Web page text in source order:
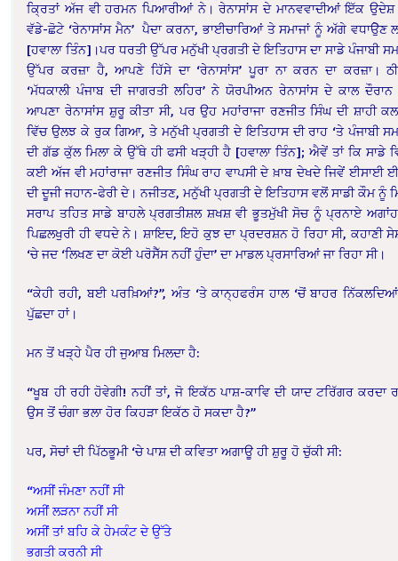
ਕ੍ਰਿਤਾਂ ਅੱਜ ਵੀ ਹਰਮਨ ਪਿਆਰੀਆਂ ਨੇ। ਰੇਨਾਸਾਂਸ ਦੇ ਮਾਨਵਵਾਦੀਆਂ ਇੱਕ ਉਦੇਸ਼
ਵੱਡੇ-ਛੋਟੇ ‘ਰੇਨਾਸਾਂਸ ਮੈਨ’ ਪੈਦਾ ਕਰਨਾ, ਭਾਈਚਾਰਿਆਂ ਤੇ ਸਮਾਜਾਂ ਨੂੰ ਅੱਗੇ ਵਧਾੳੇੁਣ
[ਹਵਾਲਾ ਤਿੰਨ]।ਪਰ ਧਰਤੀ ਉੱਪਰ ਮਨੁੱਖੀ ਪ੍ਰਗਤੀ ਦੇ ਇਤਿਹਾਸ ਦਾ ਸਾਡੇ ਪੰਜਾਬੀ
ਉੱਪਰ ਕਰਜ਼ਾ ਹੈ, ਆਪਣੇ ਹਿੱਸੇ ਦਾ ‘ਰੇਨਾਸਾਂਸ’ ਪੂਰਾ ਨਾ ਕਰਨ ਦਾ ਕਰਜ਼ਾ।
‘ਮੱਧਕਾਲੀ ਪੰਜਾਬ ਦੀ ਜਾਗਰਤੀ ਲਹਿਰ’ ਨੇ ਯੋਰਪੀਅਨ ਰੇਨਾਸਾਂਸ ਦੇ ਕਾਲ ਦੌਰਾਨ
ਆਪਣਾ ਰੇਨਾਸਾਂਸ ਸ਼ੁਰੂ ਕੀਤਾ ਸੀ, ਪਰ ਉਹ ਮਹਾਂਰਾਜਾ ਰਣਜੀਤ ਸਿੰਘ ਦੀ ਸ਼ਾਹੀ
ਵਿੱਚ ਉਲਝ ਕੇ ਰੁਕ ਗਿਆ, ਤੇ ਮਨੁੱਖੀ ਪ੍ਰਗਤੀ ਦੇ ਇਤਿਹਾਸ ਦੀ ਰਾਹ ‘ਤੇ ਪੰਜਾਬੀ
ਦੀ ਗੱਡ ਕੁੱਲ ਮਿਲਾ ਕੇ ਉੱਥੇ ਹੀ ਫਸੀ ਖੜ੍ਹੀ ਹੈ [ਹਵਾਲਾ ਤਿੰਨ]; ਐਵੇਂ ਤਾਂ ਕਿ ਸਾਡੇ
ਕਈ ਅੱਜ ਵੀ ਮਹਾਂਰਾਜਾ ਰਣਜੀਤ ਸਿੰਘ ਰਾਹ ਵਾਪਸੀ ਦੇ ਖ਼ਾਬ ਦੇਖਦੇ ਜਿਵੇਂ ਈਸਾਈ
ਦੀ ਦੂਜੀ ਜਹਾਨ-ਫੇਰੀ ਦੇ। ਨਜੀਤਣ, ਮਨੁੱਖੀ ਪ੍ਰਗਤੀ ਦੇ ਇਤਿਹਾਸ ਵਲੋਂ ਸਾਡੀ ਕੌਮ ਨੂੰ
ਸਰਾਪ ਤਹਿਤ ਸਾਡੇ ਬਾਹਲੇ ਪ੍ਰਗਤੀਸ਼ਲ ਸ਼ਖਸ਼ ਵੀ ਭੂਤਮੁੱਖੀ ਸੋਚ ਨੂੰ ਪ੍ਰਨਾਏ
ਪਿਛਲਖੁਰੀ ਹੀ ਵਧਦੇ ਨੇ। ਸ਼ਾਇਦ, ਇਹੋ ਕੁਝ ਦਾ ਪ੍ਰਦਰਸ਼ਨ ਹੋ ਰਿਹਾ ਸੀ, ਕਹਾਣੀ
‘ਚੇ ਜਦ ‘ਲਿਖਣ ਦਾ ਕੋਈ ਪਰੋਸੈੱਸ ਨਹੀਂ ਹੁੰਦਾ’ ਦਾ ਮਾਡਲ ਪ੍ਰਸਾਰਿਆਂ ਜਾ ਰਿਹਾ ਸੀ।
“ਕੇਹੀ ਰਹੀ, ਬਈ ਪਰਖ਼ਿਆਂ?”, ਅੰਤ ‘ਤੇ ਕਾਨ੍ਹਫਰੰਸ ਹਾਲ ‘ਚੋਂ ਬਾਹਰ
ਪੁੱਛਦਾ ਹਾਂ।
ਮਨ ਤੋਂ ਖੜ੍ਹੇ ਪੈਰ ਹੀ ਜੁਆਬ ਮਿਲਦਾ ਹੈ:
“ਖੂਬ ਹੀ ਰਹੀ ਹੋਵੇਗੀ! ਨਹੀਂ ਤਾਂ, ਜੋ ਇਕੱਠ ਪਾਸ਼-ਕਾਵਿ ਦੀ ਯਾਦ ਟਰਿੱਗਰ ਕਰਦਾ
ਉਸ ਤੋਂ ਚੰਗਾ ਭਲਾ ਹੋਰ ਕਿਹੜਾ ਇਕੱਠ ਹੋ ਸਕਦਾ ਹੈ?”
ਪਰ, ਸੋਚਾਂ ਦੀ ਪਿੱਠਭੂਮੀ ‘ਚੇ ਪਾਸ਼ ਦੀ ਕਵਿਤਾ ਅਗਾਊ ਹੀ ਸ਼ੁਰੂ ਹੋ ਚੁੱਕੀ ਸੀ:
“ਅਸੀਂ ਜੰਮਣਾ ਨਹੀਂ ਸੀ
ਅਸੀਂ ਲੜਨਾ ਨਹੀਂ ਸੀ
ਅਸੀਂ ਤਾਂ ਬਹਿ ਕੇ ਹੇਮਕੰਟ ਦੇ ਉੱਤੇ
ਭਗਤੀ ਕਰਨੀ ਸੀ